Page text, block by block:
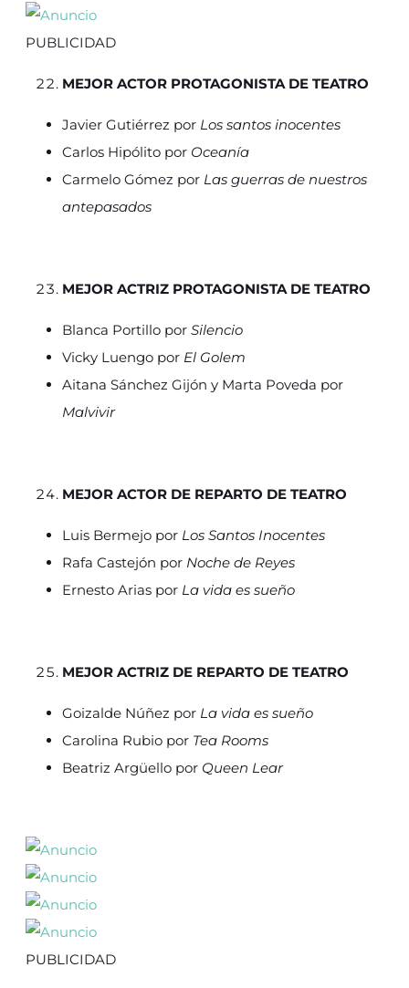
PUBLICIDAD
MEJOR ACTOR PROTAGONISTA DE TEATRO
Javier Gutiérrez por Los santos inocentes
Carlos Hipólito por Oceanía
Carmelo Gómez por Las guerras de nuestros
antepasados
MEJOR ACTRIZ PROTAGONISTA DE TEATRO
Blanca Portillo por Silencio
Vicky Luengo por El Golem
Aitana Sánchez Gijón y Marta Poveda por
Malvivir
MEJOR ACTOR DE REPARTO DE TEATRO
Luis Bermejo por Los Santos Inocentes
Rafa Castejón por Noche de Reyes
Ernesto Arias por La vida es sueño
MEJOR ACTRIZ DE REPARTO DE TEATRO
Goizalde Núñez por La vida es sueño
Carolina Rubio por Tea Rooms
Beatriz Argüello por Queen Lear
PUBLICIDAD